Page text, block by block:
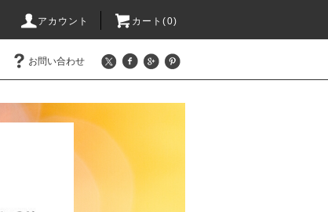
アカウント カート(0)
お問い合わせ